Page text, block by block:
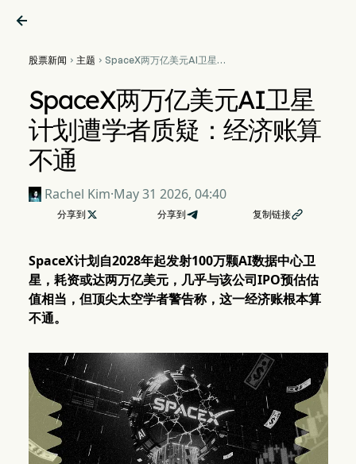

股票新闻  主题  SpaceX两万亿美元AI卫星计
SpaceX两万亿美元AI卫星
计划遭学者质疑：经济账算
不通
Rachel Kim·May 31 2026, 04:40
分享到  分享到 复制链接
SpaceX计划自2028年起发射100万颗AI数据中心卫
星，耗资或达两万亿美元，几乎与该公司IPO预估估
值相当，但顶尖太空学者警告称，这一经济账根本算
不通。